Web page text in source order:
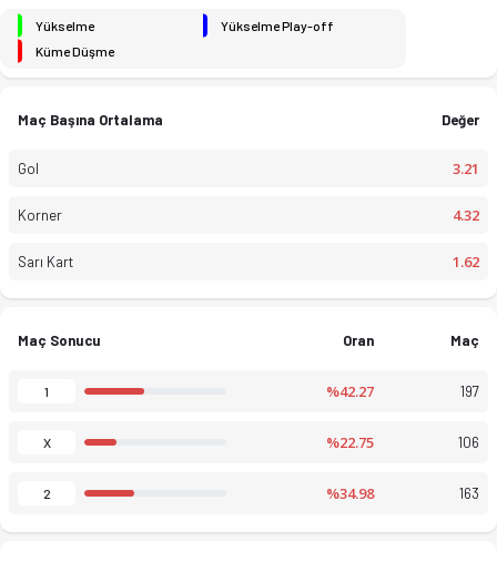
Yükselme
Yükselme Play-off
Küme Düşme
Maç Başına Ortalama Değer
Gol 3.21
Korner 4.32
Sarı Kart 1.62
Maç Sonucu Oran Maç
1 %42.27 197
X %22.75 106
2 %34.98 163